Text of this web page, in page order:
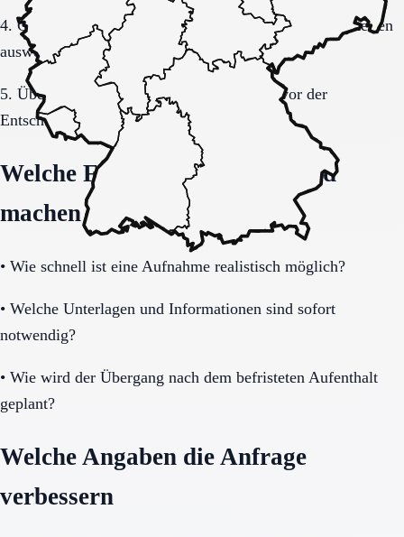
4. Gespräche und Besichtigungen mit festen Muss-Kriterien
auswerten.
5. Übergang, Kommunikation und Kosten vor der
Entscheidung vollständig klären.
Welche Fragen den Unterschied
machen
• Wie schnell ist eine Aufnahme realistisch möglich?
• Welche Unterlagen und Informationen sind sofort
notwendig?
• Wie wird der Übergang nach dem befristeten Aufenthalt
geplant?
Welche Angaben die Anfrage
verbessern